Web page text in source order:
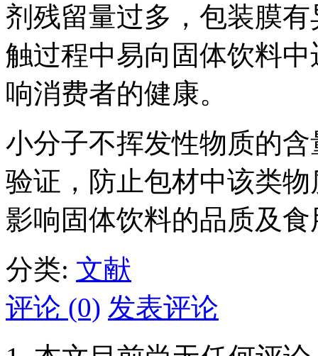
剂残留量过多，包装膜
触过程中易向固体饮料
响消费者的健康。
小分子不挥发性物质的
验证，防止包材中该类
影响固体饮料的品质及
分类: 文献
评论 (0) 发表评论